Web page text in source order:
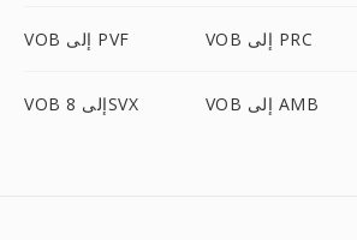
VOB إلى PVF VOB إلى PRC
VOB إلى 8SVX VOB إلى AMB